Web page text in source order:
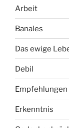
Arbeit
Banales
Das ewige
Debil
Empfehlungen
Erkenntnis